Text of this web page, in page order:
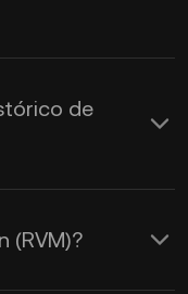
de
(RVM)?